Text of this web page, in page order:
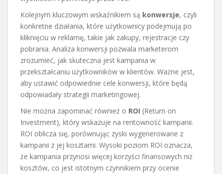
Kolejnym kluczowym wskaźnikiem są konwersje, czyli
konkretne działania, które użytkownicy podejmują po
kliknięciu w reklamę, takie jak zakupy, rejestracje czy
pobrania. Analiza konwersji pozwala marketerom
zrozumieć, jak skuteczna jest kampania w
przekształcaniu użytkowników w klientów. Ważne jest,
aby ustawić odpowiednie cele konwersji, które będą
odpowiadały strategii marketingowej.
Nie można zapominać również o ROI (Return on
Investment), który wskazuje na rentowność kampanii.
ROI oblicza się, porównując zyski wygenerowane z
kampanii z jej kosztami. Wysoki poziom ROI oznacza,
że kampania przynosi więcej korzyści finansowych niż
kosztów, co jest istotnym czynnikiem przy ocenie